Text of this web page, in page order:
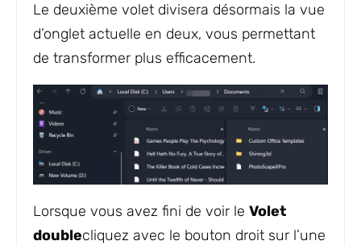
Le deuxième volet divisera désormais la vue
d’onglet actuelle en deux, vous permettant
de transformer plus efficacement.
Lorsque vous avez fini de voir le Volet
doublecliquez avec le bouton droit sur l’une